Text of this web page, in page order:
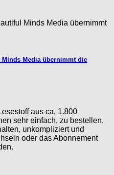
Media übernimmt die
aus ca. 1.800
sehr einfach, zu bestellen,
unkompliziert und
oder das Abonnement